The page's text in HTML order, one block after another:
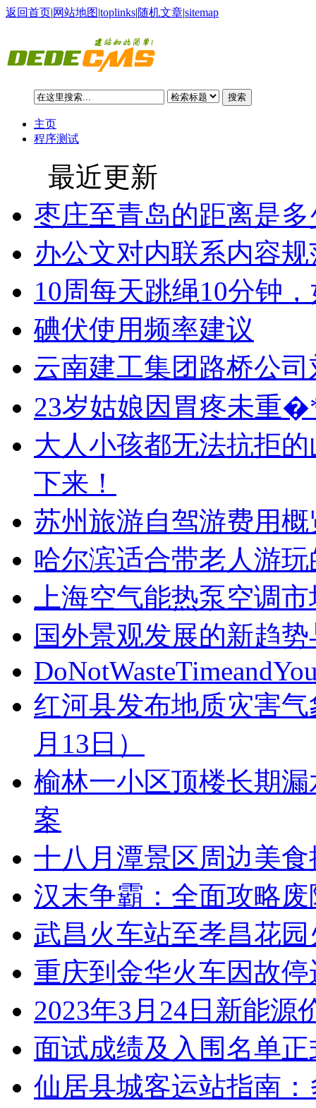
返回首页|网站地图|toplinks|随机文章|sitemap
搜索
主页
程序测试
最近更新
枣庄至青岛的距离是
办公文对内联系内容
10周每天跳绳10分钟
碘伏使用频率建议
云南建工集团路桥公
23岁姑娘因胃疼未重
大人小孩都无法抗拒
下来！
苏州旅游自驾游费用概
哈尔滨适合带老人游
上海空气能热泵空调
国外景观发展的新趋
红河县发布地质灾害
月13日）
榆林一小区顶楼长期
案
十八月潭景区周边美食
汉末争霸：全面攻略
武昌火车站至孝昌花
重庆到金华火车因故
2023年3月24日新能源
面试成绩及入围名单
仙居县城客运站指南